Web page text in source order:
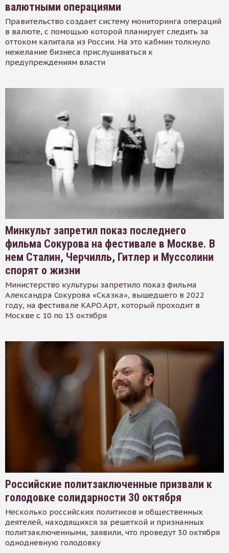
валютными операциями
Правительство создает систему мониторинга операций
в валюте, с помощью которой планирует следить за
оттоком капитала из России. На это кабмин толкнуло
нежелание бизнеса прислушиваться к
предупреждениям власти
Минкульт запретил показ последнего
фильма Сокурова на фестивале в Москве. В
нем Сталин, Черчилль, Гитлер и Муссолини
спорят о жизни
Министерство культуры запретило показ фильма
Александра Сокурова «Сказка», вышедшего в 2022
году, на фестивале КАРО.Арт, который проходит в
Москве с 10 по 15 октября
Российские политзаключенные призвали к
голодовке солидарности 30 октября
Несколько российских политиков и общественных
деятелей, находящихся за решеткой и признанных
политзаключенными, заявили, что проведут 30 октября
однодневную голодовку